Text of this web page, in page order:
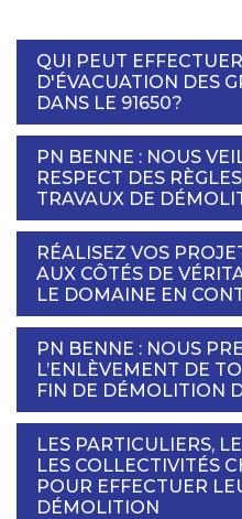
QUI PEUT
D'ÉVACUATION DES
DANS LE 91650?
PN BENNE : NOUS
RESPECT DES
TRAVAUX DE
RÉALISEZ VOS
AUX CÔTÉS DE
LE DOMAINE EN
PN BENNE : NOUS
L’ENLÈVEMENT DE
FIN DE DÉMOLITION
LES PARTICULIERS,
LES COLLECTIVITÉS
POUR EFFECTUER
DÉMOLITION